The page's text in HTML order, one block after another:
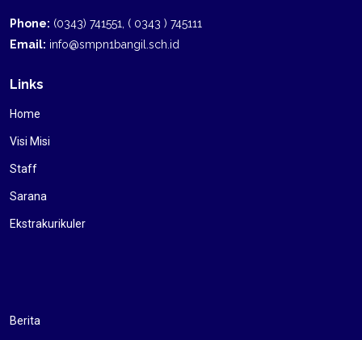
Phone: (0343) 741551, ( 0343 ) 745111
Email: info@smpn1bangil.sch.id
Links
Home
Visi Misi
Staff
Sarana
Ekstrakurikuler
Berita